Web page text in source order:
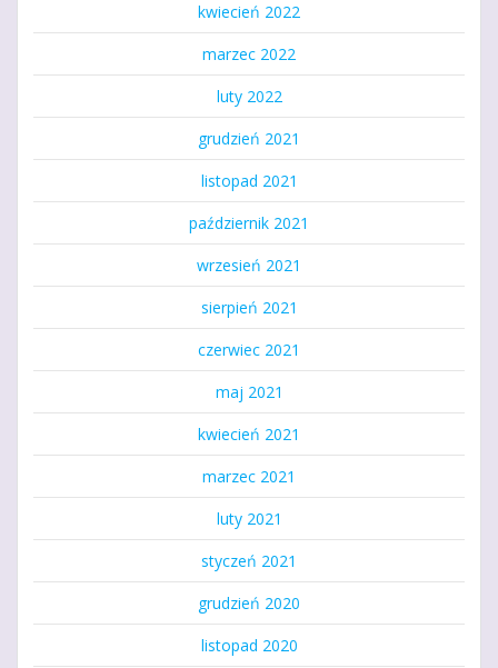
kwiecień 2022
marzec 2022
luty 2022
grudzień 2021
listopad 2021
październik 2021
wrzesień 2021
sierpień 2021
czerwiec 2021
maj 2021
kwiecień 2021
marzec 2021
luty 2021
styczeń 2021
grudzień 2020
listopad 2020